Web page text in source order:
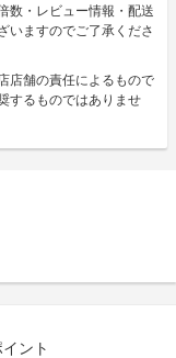
数・レビュー情報・配送
いますのでご了承くださ
店舗の責任によるもので
するものではありませ
ント